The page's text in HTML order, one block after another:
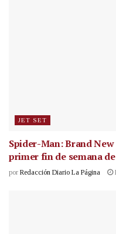
JET SET
Spider-Man: Brand
primer fin de semana
por Redacción Diario La Página